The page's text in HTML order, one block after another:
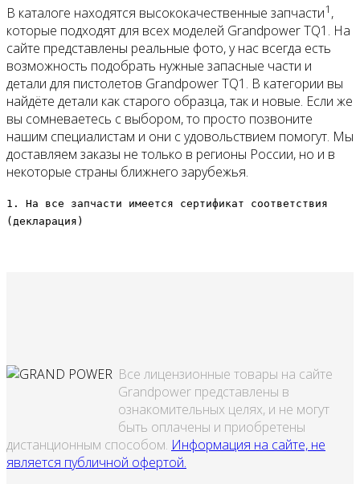
В каталоге находятся высококачественные запчасти1 ,
которые подходят для всех моделей Grandpower TQ1. На
сайте представлены реальные фото, у нас всегда есть
возможность подобрать нужные запасные части и
детали для пистолетов Grandpower TQ1. В категории вы
найдёте детали как старого образца, так и новые. Если же
вы сомневаетесь с выбором, то просто позвоните
нашим специалистам и они с удовольствием помогут. Мы
доставляем заказы не только в регионы России, но и в
некоторые страны ближнего зарубежья.
1. На все запчасти имеется сертификат соответствия
(декларация)
Все лицензионные товары на сайте
Grandpower представлены в
ознакомительных целях, и не могут
быть оплачены и приобретены
дистанционным способом. Информация на сайте, не
является публичной офертой.